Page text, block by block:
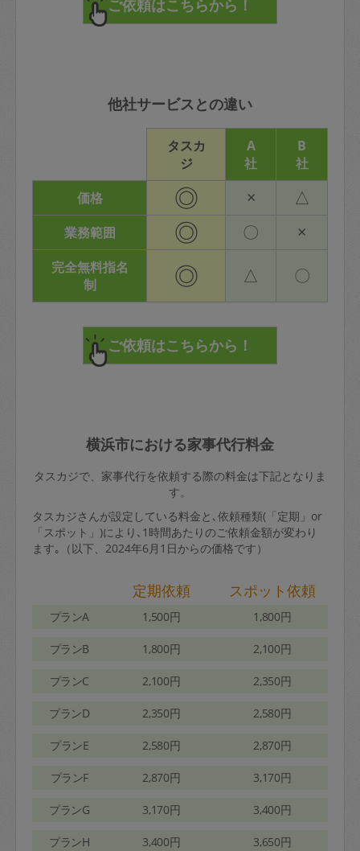
他社サービスとの違い
タスカ
ジ
A
社
B
社
価格
◎ × △
業務範囲 ◎ 〇 ×
完全無料指名
制
◎ △ 〇
横浜市における家事代行料金
タスカジで、家事代行を依頼する際の料金は下記となりま
す。
タスカジさんが設定している料金と､依頼種類(「定期」or
「スポット」)により､1時間あたりのご依頼金額が変わり
ます｡（以下、2024年6月1日からの価格です）
定期依頼 スポット依頼
プランA 1,500円 1,800円
プランB 1,800円 2,100円
プランC 2,100円 2,350円
プランD 2,350円 2,580円
プランE 2,580円 2,870円
プランF 2,870円 3,170円
プランG 3,170円 3,400円
プランH 3,400円 3,650円